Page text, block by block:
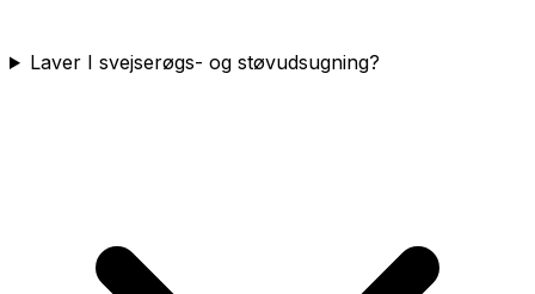
Laver I svejserøgs- og støvudsugning?